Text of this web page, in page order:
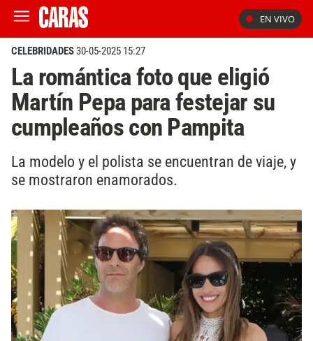
EN VIVO
CELEBRIDADES30-05-2025 15:27
La romántica foto que eligió
Martín Pepa para festejar su
cumpleaños con Pampita
La modelo y el polista se encuentran de viaje, y
se mostraron enamorados.